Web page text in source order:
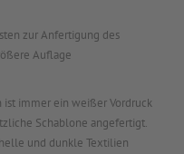
zur Anfertigung des
Auflage
immer ein weißer Vordruck
Schablone angefertigt.
und dunkle Textilien